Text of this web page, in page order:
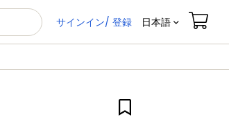
サインイン/ 登録 日本語